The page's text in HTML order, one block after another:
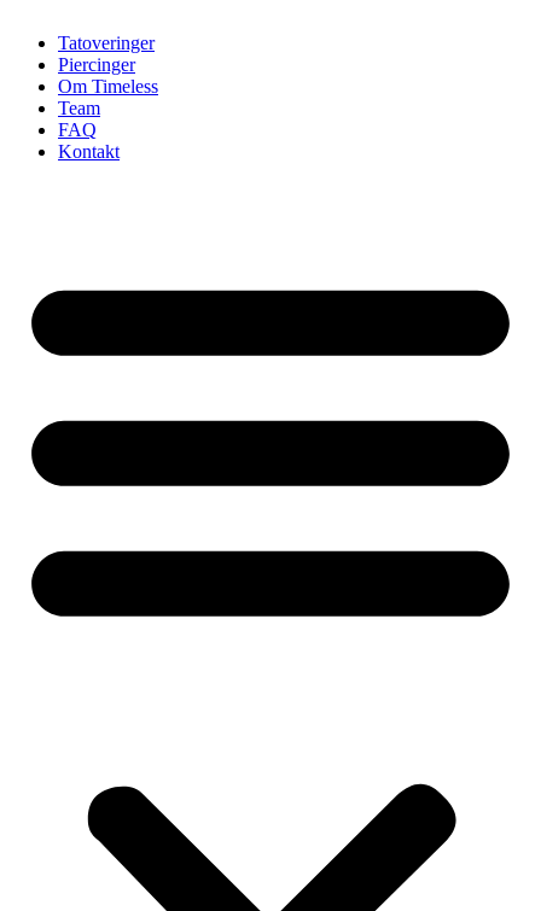
Tatoveringer
Piercinger
Om Timeless
Team
FAQ
Kontakt